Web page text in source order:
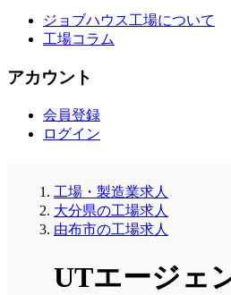
ジョブハウス工場について
工場コラム
アカウント
会員登録
ログイン
工場・製造業求人
大分県の工場求人
由布市の工場求人
UTエージェ